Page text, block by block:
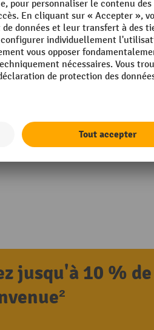
jusqu'à 10 %